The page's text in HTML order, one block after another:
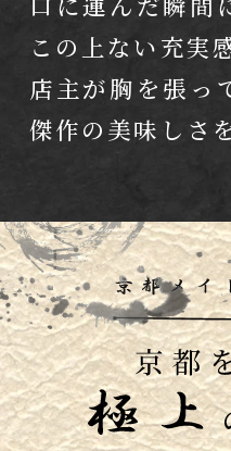
この上ない充実感
店主が胸を張っ
傑作の美味しさ